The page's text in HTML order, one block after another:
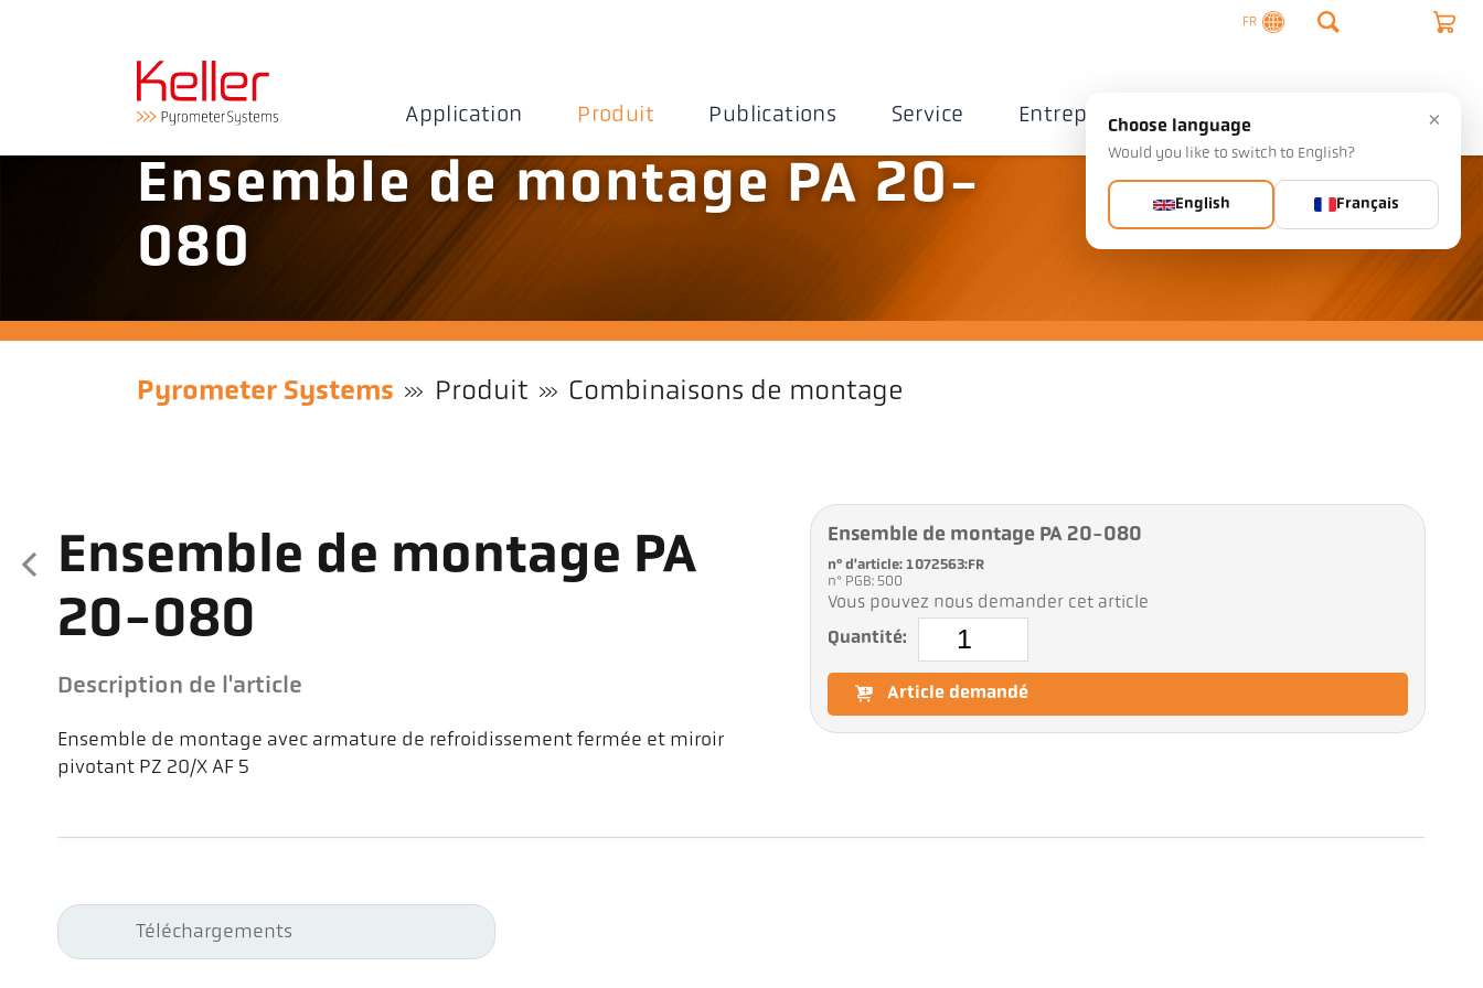
FR
Application Produit Publications Service Entreprise
Ensemble de montage PA 20-
080
Pyrometer Systems Produit Combinaisons de montage
Ensemble de montage PA
20-080
Description de l'article
Ensemble de montage avec armature de refroidissement fermée et miroir
pivotant PZ 20/X AF 5
Ensemble de montage PA 20-080
n° d'article: 1072563:FR
n° PGB: 500
Vous pouvez nous demander cet article
Quantité:
Article demandé
Téléchargements
×
Choose language
Would you like to switch to English?
English Français